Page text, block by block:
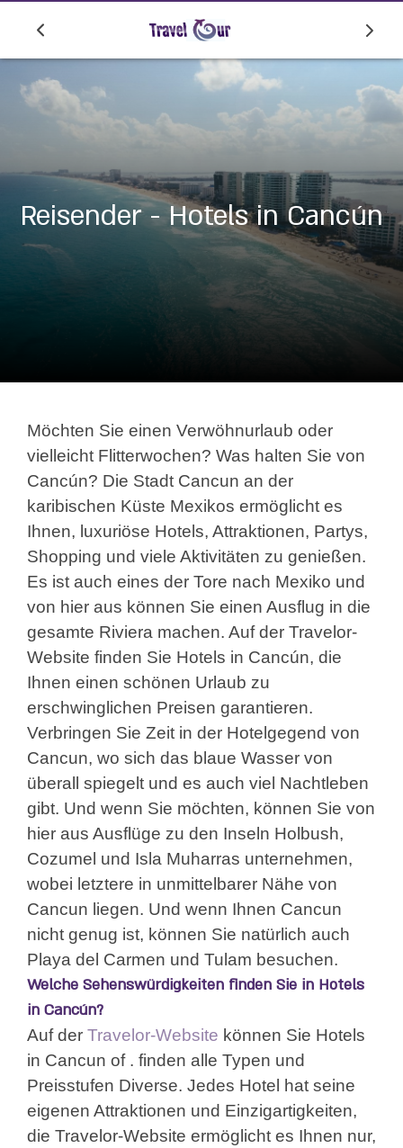
Reisender - Hotels in Cancún
Möchten Sie einen Verwöhnurlaub oder
vielleicht Flitterwochen? Was halten Sie von
Cancún? Die Stadt Cancun an der
karibischen Küste Mexikos ermöglicht es
Ihnen, luxuriöse Hotels, Attraktionen, Partys,
Shopping und viele Aktivitäten zu genießen.
Es ist auch eines der Tore nach Mexiko und
von hier aus können Sie einen Ausflug in die
gesamte Riviera machen. Auf der Travelor-
Website finden Sie Hotels in Cancún, die
Ihnen einen schönen Urlaub zu
erschwinglichen Preisen garantieren.
Verbringen Sie Zeit in der Hotelgegend von
Cancun, wo sich das blaue Wasser von
überall spiegelt und es auch viel Nachtleben
gibt. Und wenn Sie möchten, können Sie von
hier aus Ausflüge zu den Inseln Holbush,
Cozumel und Isla Muharras unternehmen,
wobei letztere in unmittelbarer Nähe von
Cancun liegen. Und wenn Ihnen Cancun
nicht genug ist, können Sie natürlich auch
Playa del Carmen und Tulam besuchen.
Welche Sehenswürdigkeiten finden Sie in Hotels
in Cancún?
Auf der Travelor-Website können Sie Hotels
in Cancun of . finden alle Typen und
Preisstufen Diverse. Jedes Hotel hat seine
eigenen Attraktionen und Einzigartigkeiten,
die Travelor-Website ermöglicht es Ihnen nur,